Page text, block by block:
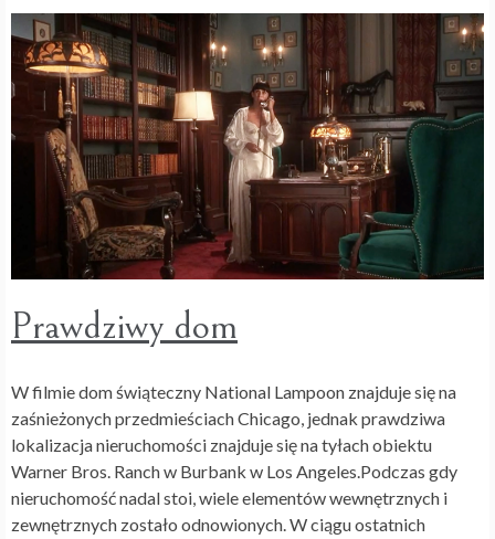
Prawdziwy dom
W filmie dom świąteczny National Lampoon znajduje się na
zaśnieżonych przedmieściach Chicago, jednak prawdziwa
lokalizacja nieruchomości znajduje się na tyłach obiektu
Warner Bros. Ranch w Burbank w Los Angeles.Podczas gdy
nieruchomość nadal stoi, wiele elementów wewnętrznych i
zewnętrznych zostało odnowionych. W ciągu ostatnich